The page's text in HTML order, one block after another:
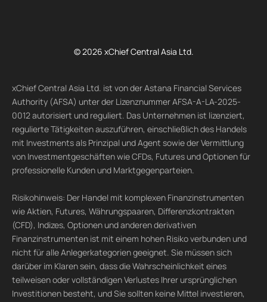
© 2026 xChief Central Asia Ltd.
xChief Central Asia Ltd. ist von der Astana Financial Services
Authority (AFSA) unter der Lizenznummer AFSA-A-LA-2025-
0012 autorisiert und reguliert. Das Unternehmen ist lizenziert,
regulierte Tätigkeiten auszuführen, einschließlich des Handels
mit Investments als Prinzipal und Agent sowie der Vermittlung
von Investmentgeschäften wie CFDs, Futures und Optionen für
professionelle Kunden und Marktgegenparteien.
Risikohinweis: Der Handel mit komplexen Finanzinstrumenten
wie Aktien, Futures, Währungspaaren, Differenzkontrakten
(CFD), Indizes, Optionen und anderen derivativen
Finanzinstrumenten ist mit einem hohen Risiko verbunden und
nicht für alle Anlegerkategorien geeignet. Sie müssen sich
darüber im Klaren sein, dass die Wahrscheinlichkeit eines
teilweisen oder vollständigen Verlustes Ihrer ursprünglichen
Investitionen besteht, und Sie sollten keine Mittel investieren,